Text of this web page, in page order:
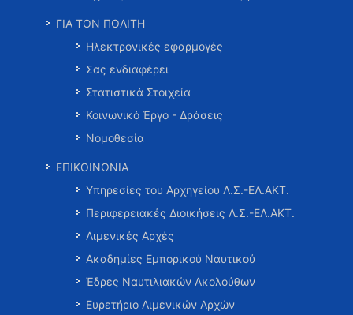
ΓΙΑ ΤΟΝ ΠΟΛΙΤΗ
Ηλεκτρονικές εφαρμογές
Σας ενδιαφέρει
Στατιστικά Στοιχεία
Κοινωνικό Έργο - Δράσεις
Νομοθεσία
ΕΠΙΚΟΙΝΩΝΙΑ
Υπηρεσίες του Αρχηγείου Λ.Σ.-ΕΛ.ΑΚΤ.
Περιφερειακές Διοικήσεις Λ.Σ.-ΕΛ.ΑΚΤ.
Λιμενικές Αρχές
Ακαδημίες Εμπορικού Ναυτικού
Έδρες Ναυτιλιακών Ακολούθων
Ευρετήριο Λιμενικών Αρχών